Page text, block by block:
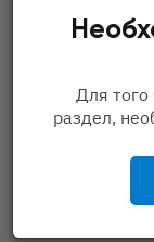
Для
раздел,